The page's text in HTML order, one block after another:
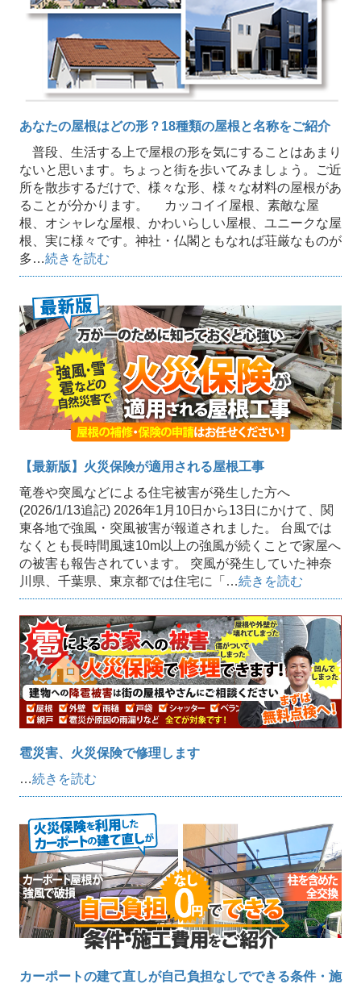
あなたの屋根はどの形？18種類の屋根と名称をご紹介
普段、生活する上で屋根の形を気にすることはあまり
ないと思います。ちょっと街を歩いてみましょう。ご近
所を散歩するだけで、様々な形、様々な材料の屋根があ
ることが分かります。 カッコイイ屋根、素敵な屋
根、オシャレな屋根、かわいらしい屋根、ユニークな屋
根、実に様々です。神社・仏閣ともなれば荘厳なものが
多…続きを読む
【最新版】火災保険が適用される屋根工事
竜巻や突風などによる住宅被害が発生した方へ
(2026/1/13追記) 2026年1月10日から13日にかけて、関
東各地で強風・突風被害が報道されました。 台風では
なくとも長時間風速10m以上の強風が続くことで家屋へ
の被害も報告されています。 突風が発生していた神奈
川県、千葉県、東京都では住宅に「…続きを読む
雹災害、火災保険で修理します
…続きを読む
カーポートの建て直しが自己負担なしでできる条件・施